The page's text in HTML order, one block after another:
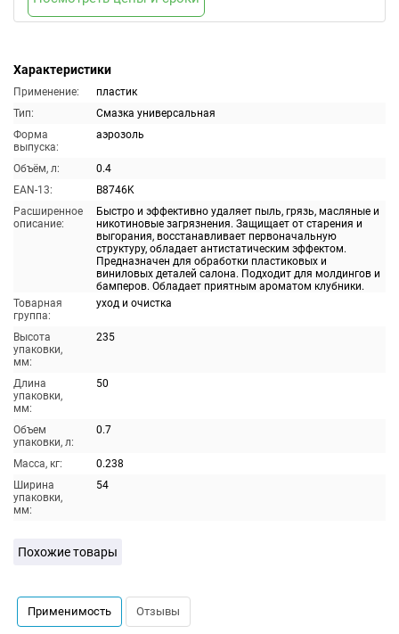
Характеристики
Применение:
пластик
Тип:
Смазка универсальная
Форма
выпуска:
аэрозоль
Объём, л:
0.4
EAN-13:
B8746K
Расширенное
описание:
Быстро и эффективно удаляет пыль, грязь, масляные и
никотиновые загрязнения. Защищает от старения и
выгорания, восстанавливает первоначальную
структуру, обладает антистатическим эффектом.
Предназначен для обработки пластиковых и
виниловых деталей салона. Подходит для молдингов и
бамперов. Обладает приятным ароматом клубники.
Товарная
группа:
уход и очистка
Высота
упаковки,
мм:
235
Длина
упаковки,
мм:
50
Объем
упаковки, л:
0.7
Масса, кг:
0.238
Ширина
упаковки,
мм:
54
Похожие товары
Применимость Отзывы